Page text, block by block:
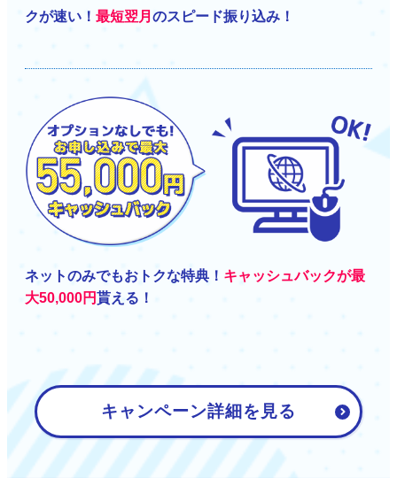
クが速い！ 最短翌月 のスピード振り込み！
ネットのみでもおトクな特典！ キャッシュバックが最
大50,000円貰える！
キャンペーン詳細を見る